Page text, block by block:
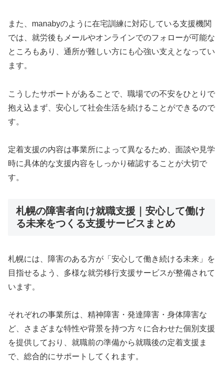
また、manabyのように在宅訓練に対応している支援機関
では、就労後もメールやオンラインでのフォローが可能な
ところもあり、通所が難しい方にも心強い支えとなってい
ます。
こうしたサポートがあることで、職場での不安をひとりで
抱え込まず、安心して社会生活を続けることができるので
す。
定着支援の内容は事業所によって異なるため、面談や見学
時に具体的な支援内容をしっかり確認することが大切で
す。
札幌の障害者向け就職支援｜安心して働け
る未来をつくる支援サービスまとめ
札幌には、障害のある方が「安心して働き続ける未来」を
目指せるよう、多様な就労移行支援サービスが整備されて
います。
それぞれの事業所は、精神障害・発達障害・身体障害な
ど、さまざまな特性や背景を持つ方々に合わせた個別支援
を提供しており、就職前の準備から就職後の定着支援ま
で、総合的にサポートしてくれます。